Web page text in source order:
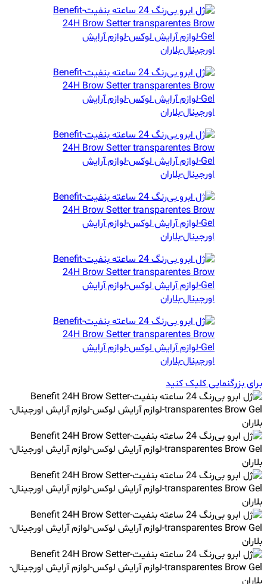
برای بزرگنمایی کلیک کنید